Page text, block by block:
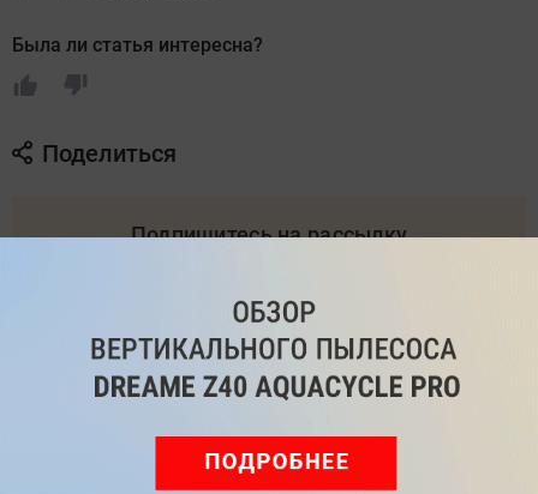
Была ли статья интересна?
Поделиться
Подпишитесь на рассылку
Подписаться
Правилами рассылокиПолитикой конфиденциальности